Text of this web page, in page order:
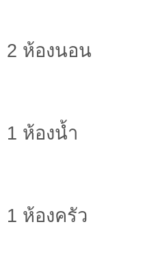
2 ห้องนอน
1 ห้องน้ำ
1 ห้องครัว